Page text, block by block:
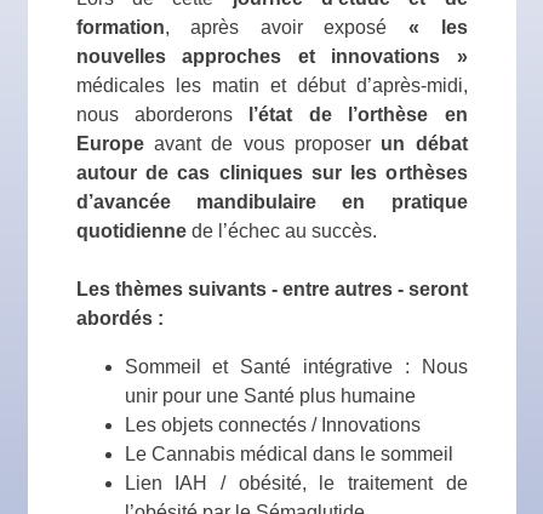
formation, après avoir exposé « les
nouvelles approches et innovations »
médicales les matin et début d’après-midi,
nous aborderons
l’état de l’orthèse en
Europeavant de vous proposer un débat
autour de cas cliniques sur les orthèses
d’avancée mandibulaire en pratique
quotidienne de l’échec au succès.
Les thèmes suivants - entre autres - seront
abordés :
Sommeil et Santé intégrative : Nous
unir pour une Santé plus humaine
Les objets connectés / Innovations
Le Cannabis médical dans le sommeil
Lien IAH / obésité, le traitement de